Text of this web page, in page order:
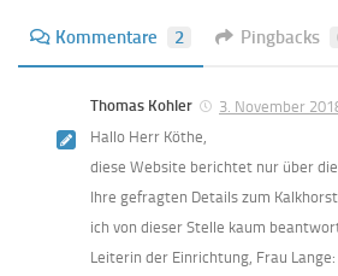
Kommentare 2 Pingbacks
Thomas Kohler
3. November
Hallo Herr Köthe,
diese Website berichtet nur über die
Ihre gefragten Details zum
ich von dieser Stelle kaum
Leiterin der Einrichtung, Frau Lange: